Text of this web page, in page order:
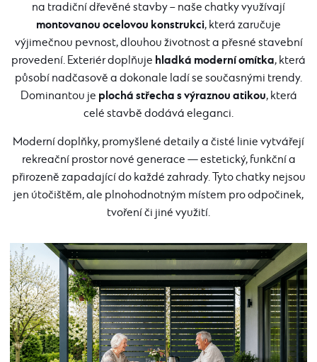
na tradiční dřevěné stavby – naše chatky využívají
montovanou ocelovou konstrukci, která zaručuje
výjimečnou pevnost, dlouhou životnost a přesné stavební
provedení. Exteriér doplňuje hladká moderní omítka, která
působí nadčasově a dokonale ladí se současnými trendy.
Dominantou je plochá střecha s výraznou atikou, která
celé stavbě dodává eleganci.
Moderní doplňky, promyšlené detaily a čisté linie vytvářejí
rekreační prostor nové generace — estetický, funkční a
přirozeně zapadající do každé zahrady. Tyto chatky nejsou
jen útočištěm, ale plnohodnotným místem pro odpočinek,
tvoření či jiné využití.